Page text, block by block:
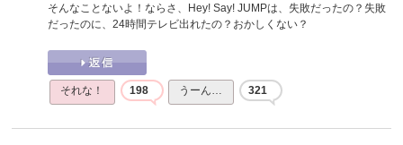
そんなことないよ！ならさ、Hey! Say! JUMPは、失敗だったの？失敗
だったのに、24時間テレビ出れたの？おかしくない？
それな！ 198 うーん… 321